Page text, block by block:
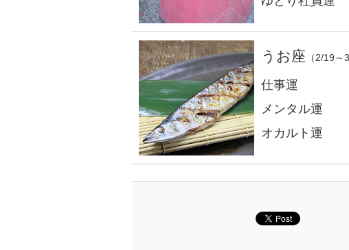
うお座 （2/19～
仕事運
メンタル運
オカルト運